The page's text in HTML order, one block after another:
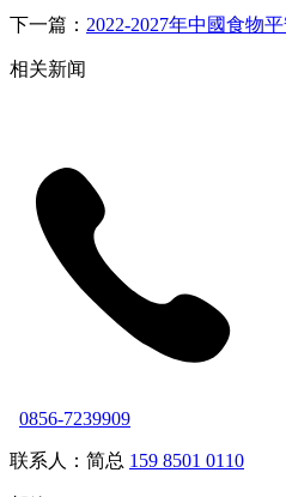
下一篇： 2022-2027年中國食物
相关新闻
0856-7239909
联系人：简总 159 8501 0110